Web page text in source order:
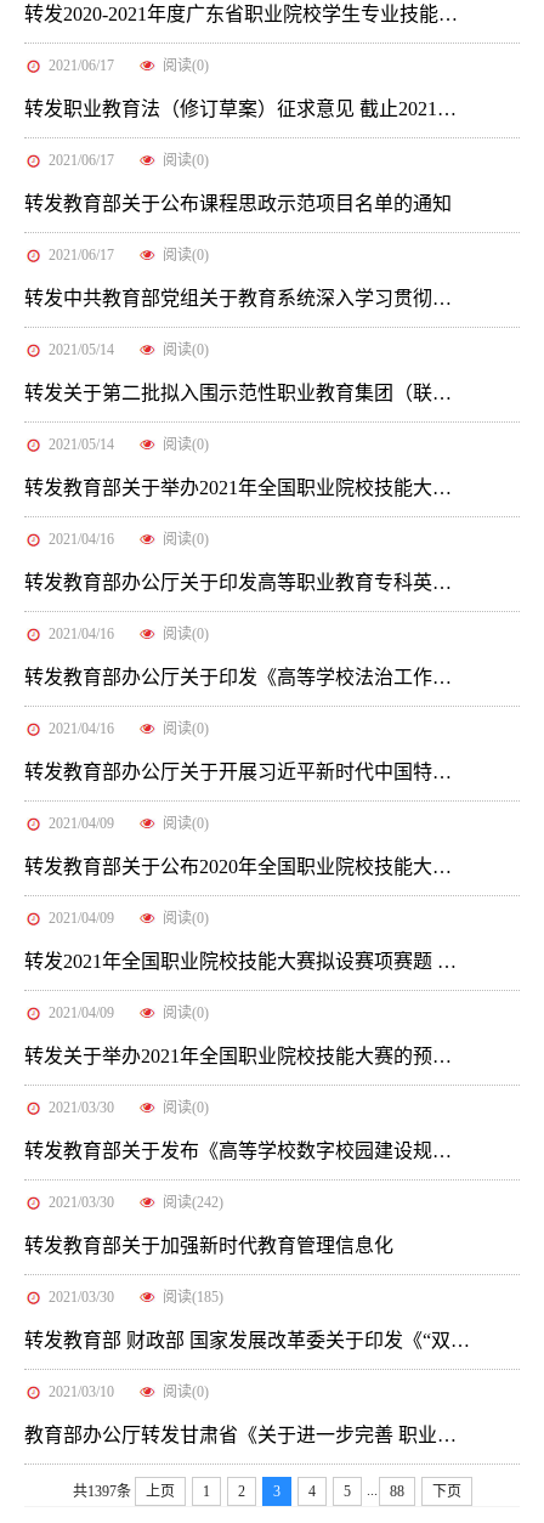
转发2020-2021年度广东省职业院校学生专业技能大赛获奖名单公示
2021/06/17 阅读(0)
转发职业教育法（修订草案）征求意见 截止2021年7月9日
2021/06/17 阅读(0)
转发教育部关于公布课程思政示范项目名单的通知
2021/06/17 阅读(0)
转发中共教育部党组关于教育系统深入学习贯彻习近平总书记在两院院士大会、中国科协第十次全国代表大会上重要讲话...
2021/05/14 阅读(0)
转发关于第二批拟入围示范性职业教育集团（联盟）培育单位名单的公示
2021/05/14 阅读(0)
转发教育部关于举办2021年全国职业院校技能大赛的通知
2021/04/16 阅读(0)
转发教育部办公厅关于印发高等职业教育专科英语、信息技术课程标准（2021年版）的通知
2021/04/16 阅读(0)
转发教育部办公厅关于印发《高等学校法治工作测评指标》的通知
2021/04/16 阅读(0)
转发教育部办公厅关于开展习近平新时代中国特色社会主义思想大学习领航计划系列主题活动的通知
2021/04/09 阅读(0)
转发教育部关于公布2020年全国职业院校技能大赛改革试点赛获奖名单的通知
2021/04/09 阅读(0)
转发2021年全国职业院校技能大赛拟设赛项赛题 （高职组）
2021/04/09 阅读(0)
转发关于举办2021年全国职业院校技能大赛的预通知
2021/03/30 阅读(0)
转发教育部关于发布《高等学校数字校园建设规范（试行）》的通知
2021/03/30 阅读(242)
转发教育部关于加强新时代教育管理信息化
2021/03/30 阅读(185)
转发教育部 财政部 国家发展改革委关于印发《“双一流”建设成效评价办法（试行）》的通知
2021/03/10 阅读(0)
教育部办公厅转发甘肃省《关于进一步完善 职业院校人才薪酬待遇的通知》的通知
共1397条 上页 1 2 3 4 5 88 下页